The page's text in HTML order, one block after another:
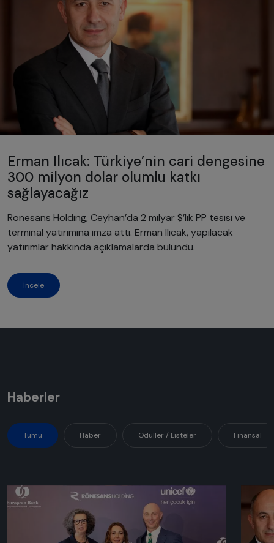
Erman Ilıcak: Türkiye’nin cari dengesine
300 milyon dolar olumlu katkı
sağlayacağız
Rönesans Holding, Ceyhan’da 2 milyar $’lık PP tesisi ve
terminal yatırımına imza attı. Erman Ilıcak, yapılacak
yatırımlar hakkında açıklamalarda bulundu.
İncele
Haberler
Tümü Haber Ödüller / Listeler Finansal